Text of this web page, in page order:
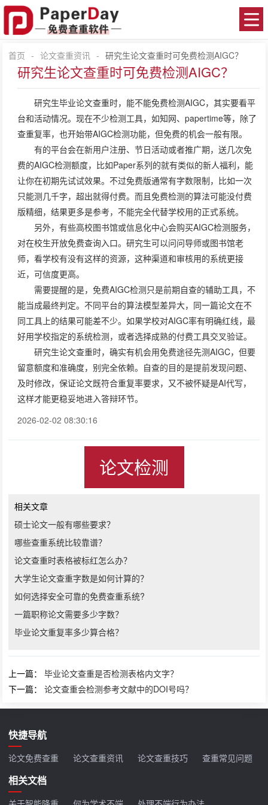
首页 - 论文查重资讯 - 研究生论文查重时可免费检测AIGC？
研究生论文查重时可免费检测AIGC？
研究生毕业论文查重时，能不能免费检测AIGC，其实要看平
台和活动情况。现在不少检测工具，如知网、papertime等，除了
查重复率，也开始带AIGC检测功能，但免费的机会一般有限。
有的平台会在新用户注册、节日活动或者推广期，送几次免
费的AIGC检测额度，比如Paper系列的就有类似的新人福利，能
让你在初期先试试效果。不过免费版通常有字数限制，比如一次
只能测几千字，超出就得付费。而且免费检测的算法可能没付费
版精细，结果更多是参考，不能完全代替学校用的正式系统。
另外，有些高校图书馆或信息化中心会购买AIGC检测服务，
对在校生开放免费查询入口。研究生可以问问导师或图书馆老
师，看学校有没有这样的资源，这种渠道和审核用的系统更接
近，可信度更高。
需要提醒的是，免费AIGC检测只是前期自查的辅助工具，不
能当成最终判定。不同平台的算法模型差异大，同一篇论文在不
同工具上的结果可能差不少。如果学校对AIGC率有明确红线，最
好用学校指定的系统检测，或者选择成熟的付费工具交叉验证。
研究生论文查重时，确实有机会用免费途径先测AIGC，但要
留意额度和准确度，别完全依赖。自查的目的是提前发现问题、
及时修改，保证论文既符合重复率要求，又不被怀疑是AI代写，
这样才能更稳妥地进入答辩环节。
2026-02-02 08:30:16
论文检测
相关文章
硕士论文一般有哪些要求？
哪些查重系统比较靠谱？
论文查重时表格被标红怎么办？
大学生论文查重字数是如何计算的？
如何选择安全可靠的免费查重系统?
一篇职称论文需要多少字数？
毕业论文重复率多少算合格？
上一篇：毕业论文查重是否检测表格内文字？
下一篇：论文查重会检测参考文献中的DOI号吗？
快捷导航
论文免费查重 论文查重资讯 论文查重技巧 查重常见问题
相关文档